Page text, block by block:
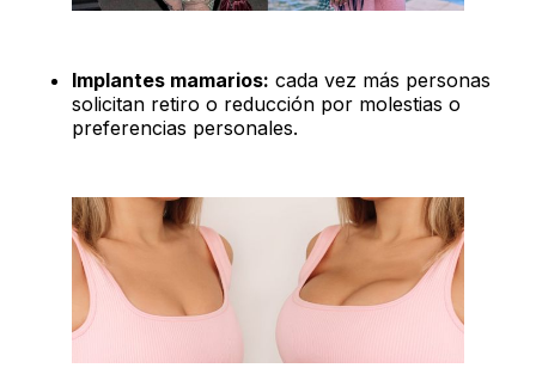
Implantes mamarios: cada vez más personas
solicitan retiro o reducción por molestias o
preferencias personales.